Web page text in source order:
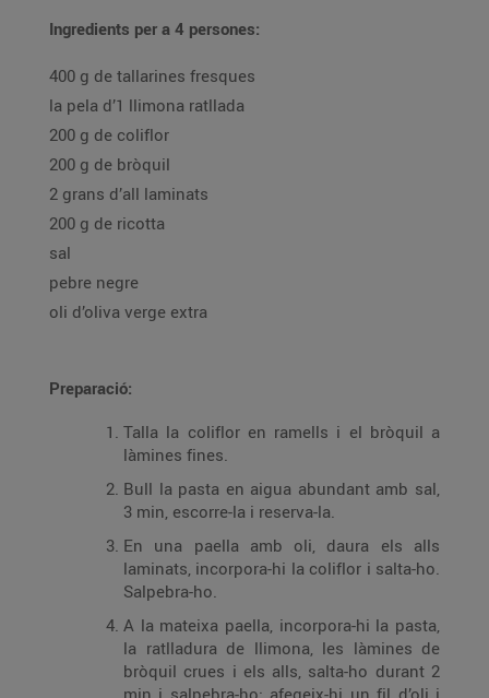
Ingredients per a 4 persones:
400 g de tallarines fresques
la pela d’1 llimona ratllada
200 g de coliflor
200 g de bròquil
2 grans d’all laminats
200 g de ricotta
sal
pebre negre
oli d’oliva verge extra
Preparació:
Talla la coliflor en ramells i el bròquil a
làmines fines.
Bull la pasta en aigua abundant amb sal,
3 min, escorre-la i reserva-la.
En una paella amb oli, daura els alls
laminats, incorpora-hi la coliflor i salta-ho.
Salpebra-ho.
A la mateixa paella, incorpora-hi la pasta,
la ratlladura de llimona, les làmines de
bròquil crues i els alls, salta-ho durant 2
min i salpebra-ho; afegeix-hi un fil d’oli i